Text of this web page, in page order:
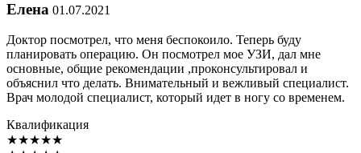
Елена 01.07.2021
Доктор посмотрел, что меня беспокоило. Теперь буду
планировать операцию. Он посмотрел мое УЗИ, дал мне
основные, общие рекомендации ,проконсультировал и
объяснил что делать. Внимательный и вежливый специалист.
Врач молодой специалист, который идет в ногу со временем.
Квалификация
★★★★★